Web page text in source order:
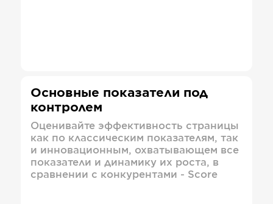
Основные показатели под
контролем
Оценивайте эффективность страницы
как по классическим показателям, так
и инновационным, охватывающем все
показатели и динамику их роста, в
сравнении с конкурентами - Score